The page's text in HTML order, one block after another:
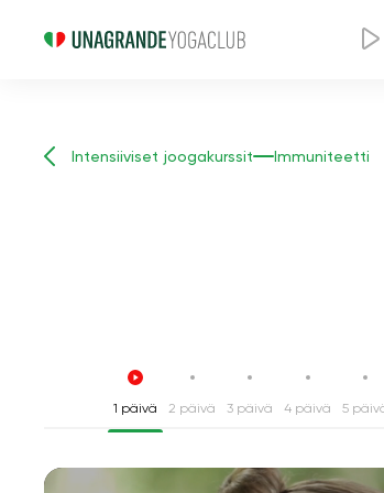
Intensiiviset joogakurssit Immuniteetti
1 päivä 2 päivä 3 päivä 4 päivä 5